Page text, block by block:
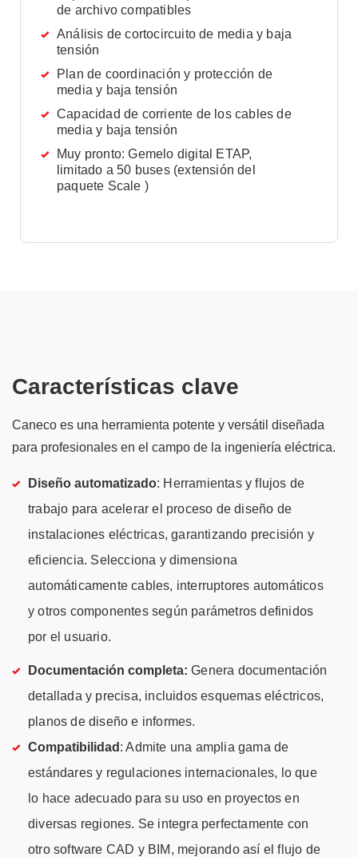
de archivo compatibles
Análisis de cortocircuito de media y baja
tensión
Plan de coordinación y protección de
media y baja tensión
Capacidad de corriente de los cables de
media y baja tensión
Muy pronto: Gemelo digital ETAP,
limitado a 50 buses (extensión del
paquete Scale )
Características clave
Caneco es una herramienta potente y versátil diseñada
para profesionales en el campo de la ingeniería eléctrica.
Diseño automatizado: Herramientas y flujos de
trabajo para acelerar el proceso de diseño de
instalaciones eléctricas, garantizando precisión y
eficiencia. Selecciona y dimensiona
automáticamente cables, interruptores automáticos
y otros componentes según parámetros definidos
por el usuario.
Documentación completa: Genera documentación
detallada y precisa, incluidos esquemas eléctricos,
planos de diseño e informes.
Compatibilidad : Admite una amplia gama de
estándares y regulaciones internacionales, lo que
lo hace adecuado para su uso en proyectos en
diversas regiones. Se integra perfectamente con
otro software CAD y BIM, mejorando así el flujo de